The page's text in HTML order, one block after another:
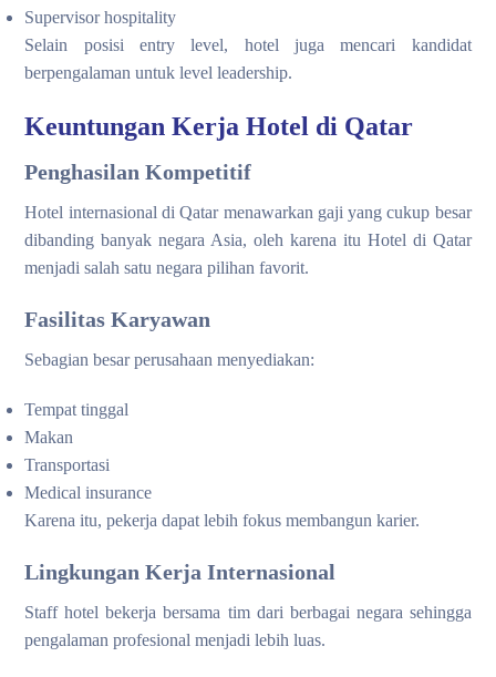
Supervisor hospitality
Selain posisi entry level, hotel juga mencari kandidat
berpengalaman untuk level leadership.
Keuntungan Kerja Hotel di Qatar
Penghasilan Kompetitif
Hotel internasional di Qatar menawarkan gaji yang cukup besar
dibanding banyak negara Asia, oleh karena itu Hotel di Qatar
menjadi salah satu negara pilihan favorit.
Fasilitas Karyawan
Sebagian besar perusahaan menyediakan:
Tempat tinggal
Makan
Transportasi
Medical insurance
Karena itu, pekerja dapat lebih fokus membangun karier.
Lingkungan Kerja Internasional
Staff hotel bekerja bersama tim dari berbagai negara sehingga
pengalaman profesional menjadi lebih luas.